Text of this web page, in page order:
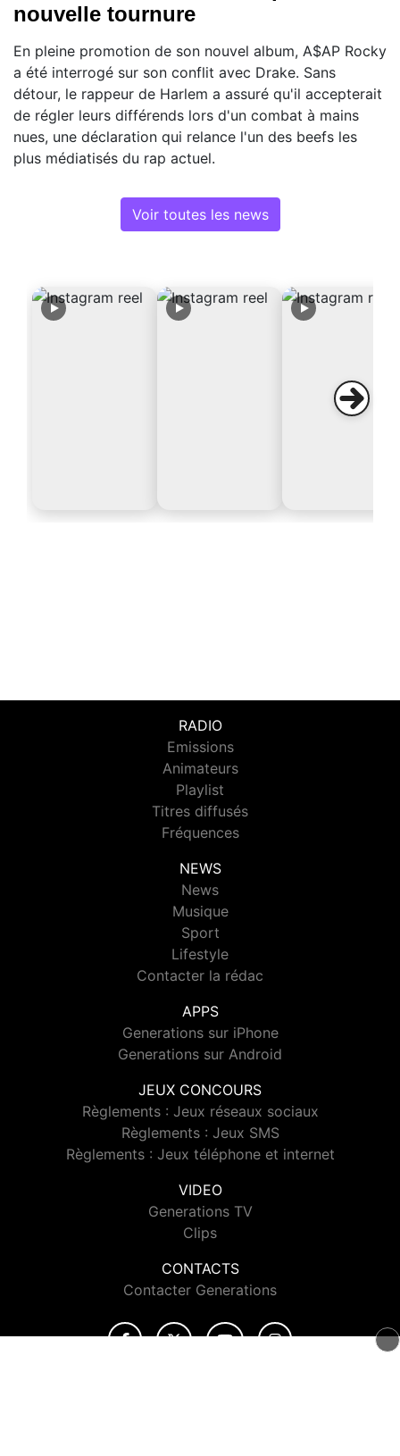
nouvelle tournure
En pleine promotion de son nouvel album, A$AP Rocky
a été interrogé sur son conflit avec Drake. Sans
détour, le rappeur de Harlem a assuré qu'il accepterait
de régler leurs différends lors d'un combat à mains
nues, une déclaration qui relance l'un des beefs les
plus médiatisés du rap actuel.
Voir toutes les news
RADIO
Emissions
Animateurs
Playlist
Titres diffusés
Fréquences
NEWS
News
Musique
Sport
Lifestyle
Contacter la rédac
APPS
Generations sur iPhone
Generations sur Android
JEUX CONCOURS
Règlements : Jeux réseaux sociaux
Règlements : Jeux SMS
Règlements : Jeux téléphone et internet
VIDEO
Generations TV
Clips
CONTACTS
Contacter Generations